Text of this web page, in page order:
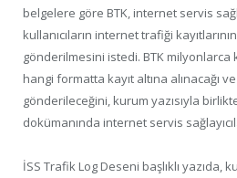
belgelere göre BTK, internet servis
kullanıcıların internet trafiği
gönderilmesini istedi. BTK milyonlarca
hangi formatta kayıt altına alınacağı
gönderileceğini, kurum yazısıyla
dokümanında internet servis
İSS Trafik Log Deseni başlıklı yazıda,